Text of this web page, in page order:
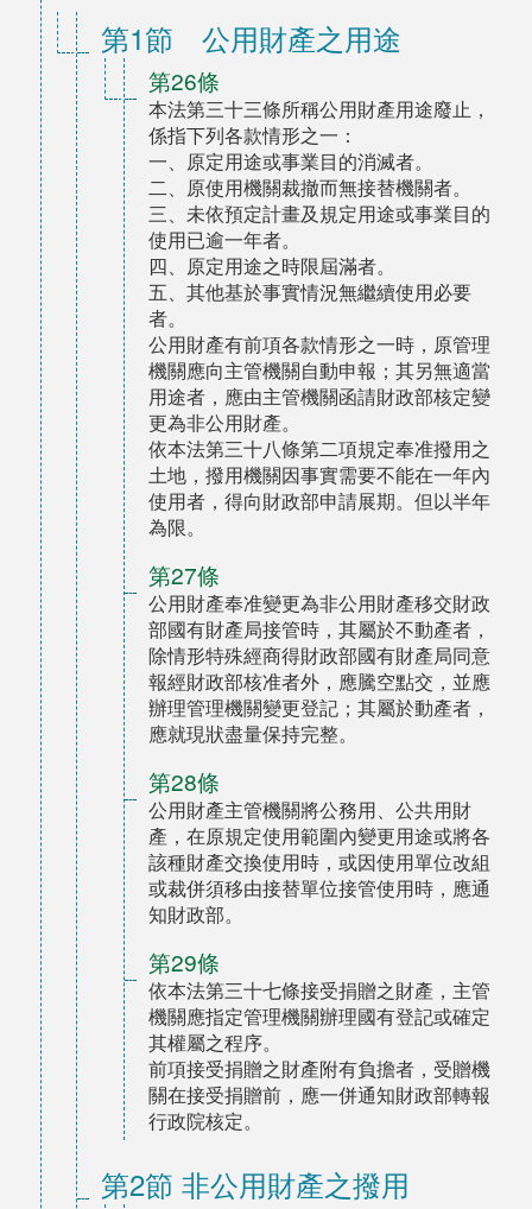
第1節 公用財產之用途
第26條
本法第三十三條所稱公用財產用途廢止，
係指下列各款情形之一：
一、原定用途或事業目的消滅者。
二、原使用機關裁撤而無接替機關者。
三、未依預定計畫及規定用途或事業目的
使用已逾一年者。
四、原定用途之時限屆滿者。
五、其他基於事實情況無繼續使用必要
者。
公用財產有前項各款情形之一時，原管理
機關應向主管機關自動申報；其另無適當
用途者，應由主管機關函請財政部核定變
更為非公用財產。
依本法第三十八條第二項規定奉准撥用之
土地，撥用機關因事實需要不能在一年內
使用者，得向財政部申請展期。但以半年
為限。
第27條
公用財產奉准變更為非公用財產移交財政
部國有財產局接管時，其屬於不動產者，
除情形特殊經商得財政部國有財產局同意
報經財政部核准者外，應騰空點交，並應
辦理管理機關變更登記；其屬於動產者，
應就現狀盡量保持完整。
第28條
公用財產主管機關將公務用、公共用財
產，在原規定使用範圍內變更用途或將各
該種財產交換使用時，或因使用單位改組
或裁併須移由接替單位接管使用時，應通
知財政部。
第29條
依本法第三十七條接受捐贈之財產，主管
機關應指定管理機關辦理國有登記或確定
其權屬之程序。
前項接受捐贈之財產附有負擔者，受贈機
關在接受捐贈前，應一併通知財政部轉報
行政院核定。
第2節 非公用財產之撥用